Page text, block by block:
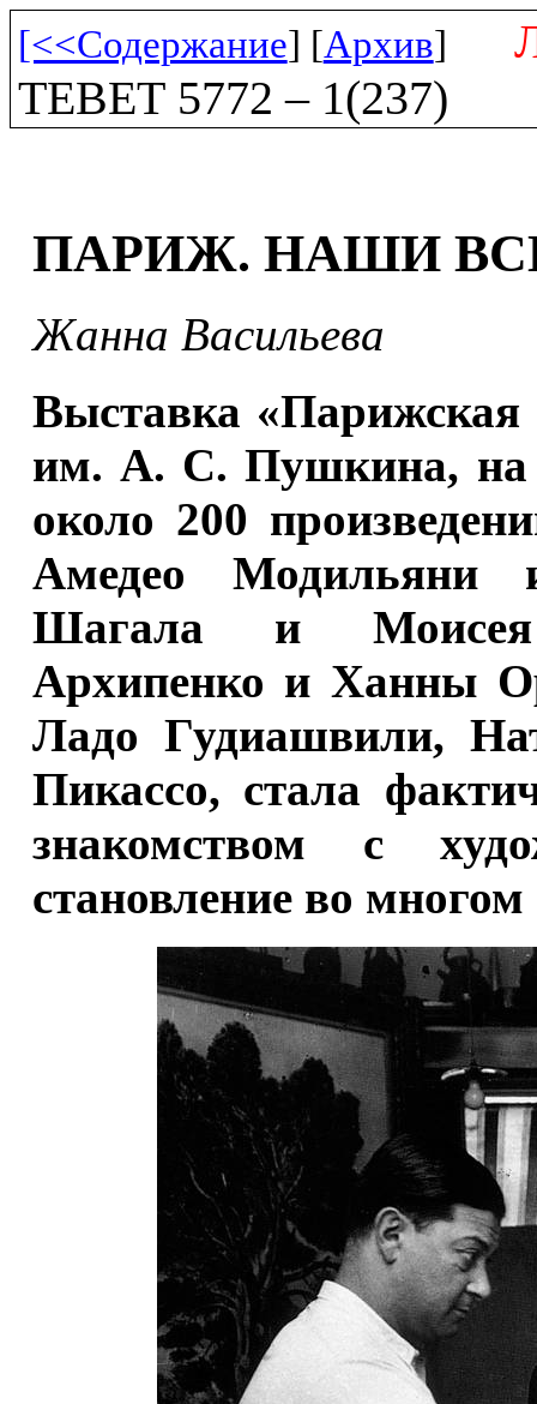
[<<Содержание] [Архив]
ТЕВЕТ 5772 – 1(237)
ПАРИЖ. НАШИ
Жанна Васильева
Выставка
им. А. С. Пушкина, на
около 200
Амедео
Шагала и Моисея
Архипенко и Ханны
Ладо Гудиашвили,
Пикассо, стала
знакомством с
становление во